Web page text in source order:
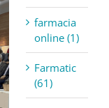
farmacia
online (1)
Farmatic
(61)